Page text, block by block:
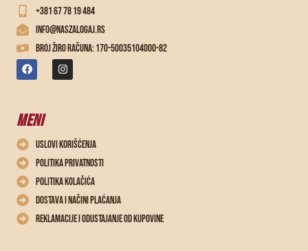
+381 67 78 19 484
info@naszalogaj.rs
Broj žiro računa: 170-50035104000-82
MENI
Uslovi korišćenja
Politika privatnosti
Politika kolačića
Dostava i načini plaćanja
Reklamacije i odustajanje od kupovine